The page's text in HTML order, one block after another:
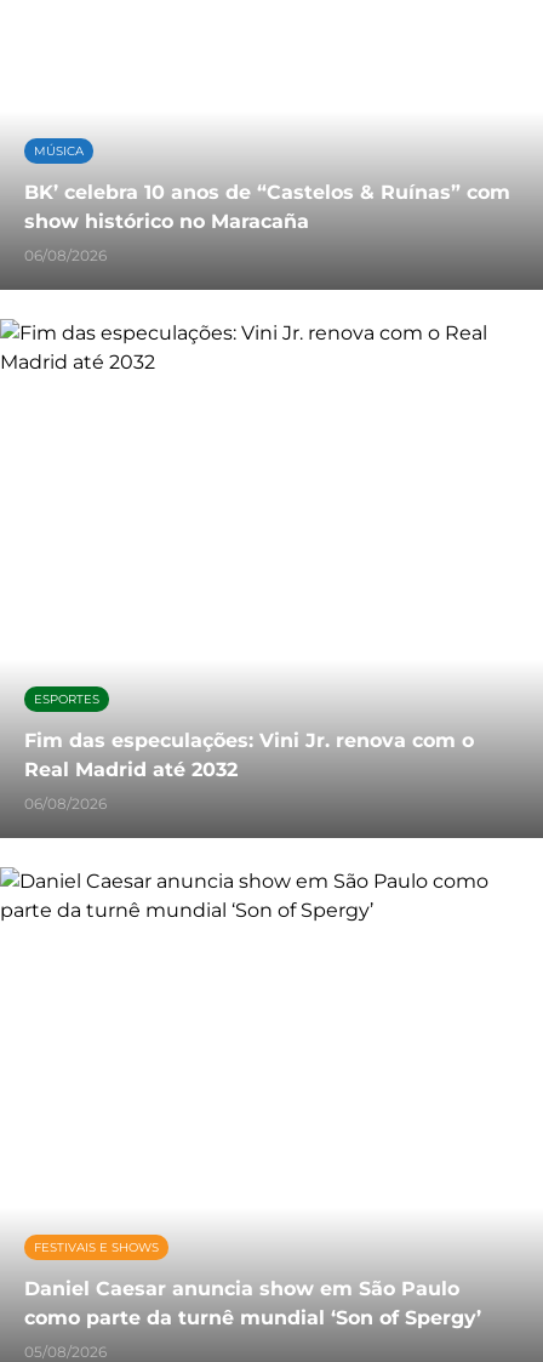
MÚSICA
BK’ celebra 10 anos de “Castelos & Ruínas” com
show histórico no Maracaña
06/08/2026
ESPORTES
Fim das especulações: Vini Jr. renova com o
Real Madrid até 2032
06/08/2026
FESTIVAIS E SHOWS
Daniel Caesar anuncia show em São Paulo
como parte da turnê mundial ‘Son of Spergy’
05/08/2026